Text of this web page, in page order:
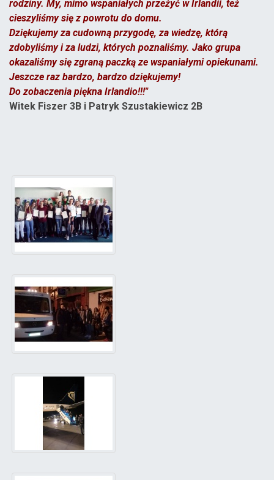
rodziny. My, mimo wspaniałych przeżyć w Irlandii, też
cieszyliśmy się z powrotu do domu.
Dziękujemy za cudowną przygodę, za wiedzę, którą
zdobyliśmy i za ludzi, których poznaliśmy. Jako grupa
okazaliśmy się zgraną paczką ze wspaniałymi opiekunami.
Jeszcze raz bardzo, bardzo dziękujemy!
Do zobaczenia piękna Irlandio!!!"
Witek Fiszer 3B i Patryk Szustakiewicz 2B